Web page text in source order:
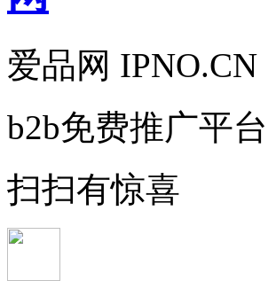
爱品网 IPNO.CN
b2b免费推广平台
扫扫有惊喜